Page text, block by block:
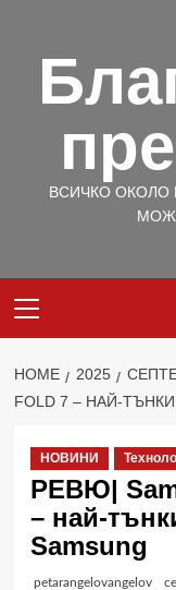
content
ВСИЧКО ОКОЛО
Menu
HOME 2025
FOLD 7 – НАЙ-
НОВИНИ
РЕВЮ|
– най-
Samsung
petarangelovangelov